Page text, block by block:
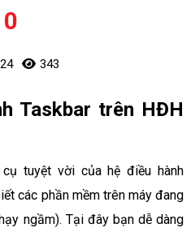
343
Taskbar trên HĐH
tuyệt vời của hệ điều hành
các phần mềm trên máy đang
ngầm). Tại đây bạn dễ dàng